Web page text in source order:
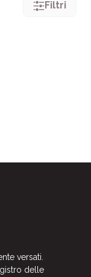
Filtri
versati.
delle